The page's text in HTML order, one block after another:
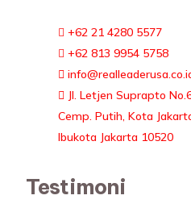
+62 21 4280 5577
+62 813 9954 5758
Jl. Letjen Suprapto
Cemp. Putih, Kota
Ibukota Jakarta 10520
Testimoni